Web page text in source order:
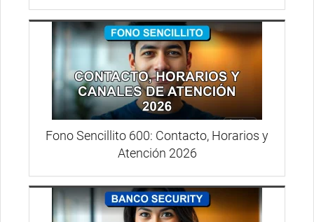
Fono Sencillito 600: Contacto, Horarios y
Atención 2026